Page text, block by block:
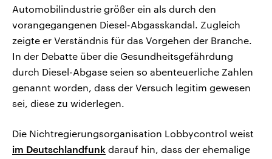
Automobilindustrie größer ein als durch den
vorangegangenen Diesel-Abgasskandal. Zugleich
zeigte er Verständnis für das Vorgehen der Branche.
In der Debatte über die Gesundheitsgefährdung
durch Diesel-Abgase seien so abenteuerliche Zahlen
genannt worden, dass der Versuch legitim gewesen
sei, diese zu widerlegen.
Die Nichtregierungsorganisation Lobbycontrol weist
im Deutschlandfunk darauf hin, dass der ehemalige